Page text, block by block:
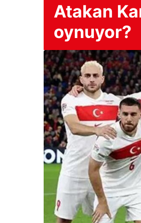
Atakan
oynuyor?